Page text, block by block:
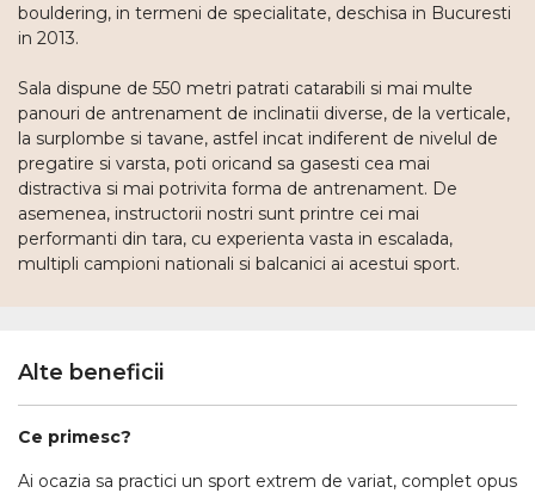
bouldering, in termeni de specialitate, deschisa in Bucuresti
in 2013.
Sala dispune de 550 metri patrati catarabili si mai multe
panouri de antrenament de inclinatii diverse, de la verticale,
la surplombe si tavane, astfel incat indiferent de nivelul de
pregatire si varsta, poti oricand sa gasesti cea mai
distractiva si mai potrivita forma de antrenament. De
asemenea, instructorii nostri sunt printre cei mai
performanti din tara, cu experienta vasta in escalada,
multipli campioni nationali si balcanici ai acestui sport.
Alte beneficii
Ce primesc?
Ai ocazia sa practici un sport extrem de variat, complet opus